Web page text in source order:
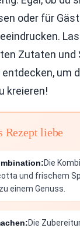
oder für
Zutaten
um
kreieren!
Rezept liebe
Die
und frischem
einem Genuss.
Die